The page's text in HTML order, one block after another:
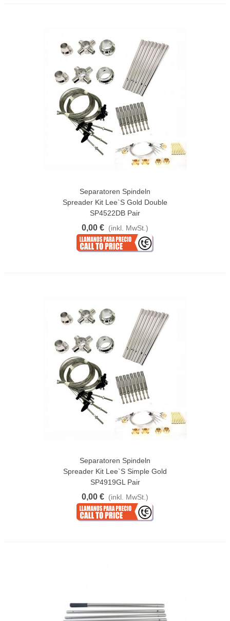
Separatoren Spindeln
Spreader Kit Lee`s Gold Double
SP4522DB Pair
0,00 € (inkl. MwSt.)
Separatoren Spindeln
Spreader Kit Lee`s Simple Gold
SP4919GL Pair
0,00 € (inkl. MwSt.)